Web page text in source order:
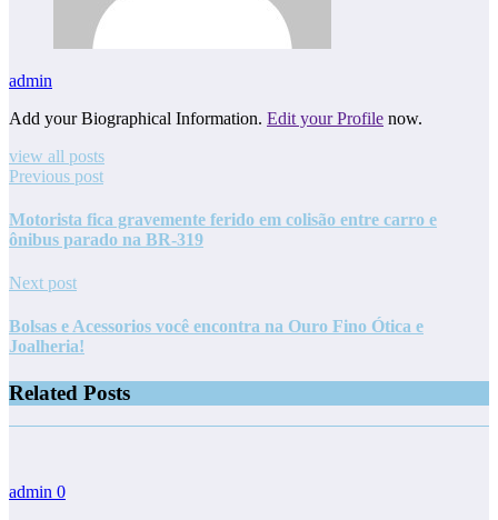
admin
Add your Biographical Information. Edit your Profile now.
view all posts
Previous post
Motorista fica gravemente ferido em colisão entre carro e
ônibus parado na BR-319
Next post
Bolsas e Acessorios você encontra na Ouro Fino Ótica e
Joalheria!
Related Posts
admin 0